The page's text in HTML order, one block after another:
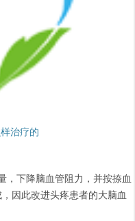
治疗的
下降脑血管阻力，并按捺血
因此改进头疼患者的大脑血